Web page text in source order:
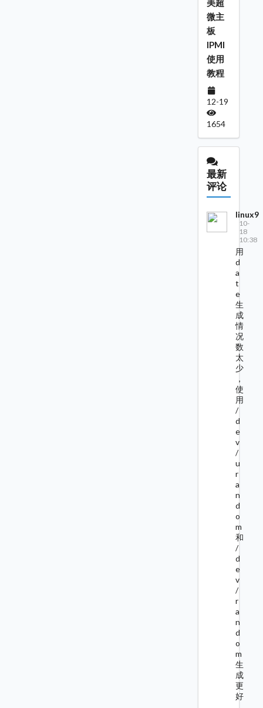
美超
微主
板
IPMI
使用
教程
12-19
1654
最新
评论
linux9
10-
18
10:38
用
d
a
t
e
生
成
情
况
数
太
少
，
使
用
/
d
e
v
/
u
r
a
n
d
o
m
和
/
d
e
v
/
r
a
n
d
o
m
生
成
更
好